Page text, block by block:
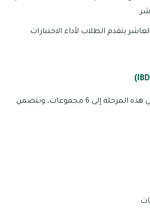
يتقدم الطلاب لأداء الاختبارات
تم تقسيم المنهج في هذه المرحلة إلى 6 مجموعات، وتتضمن